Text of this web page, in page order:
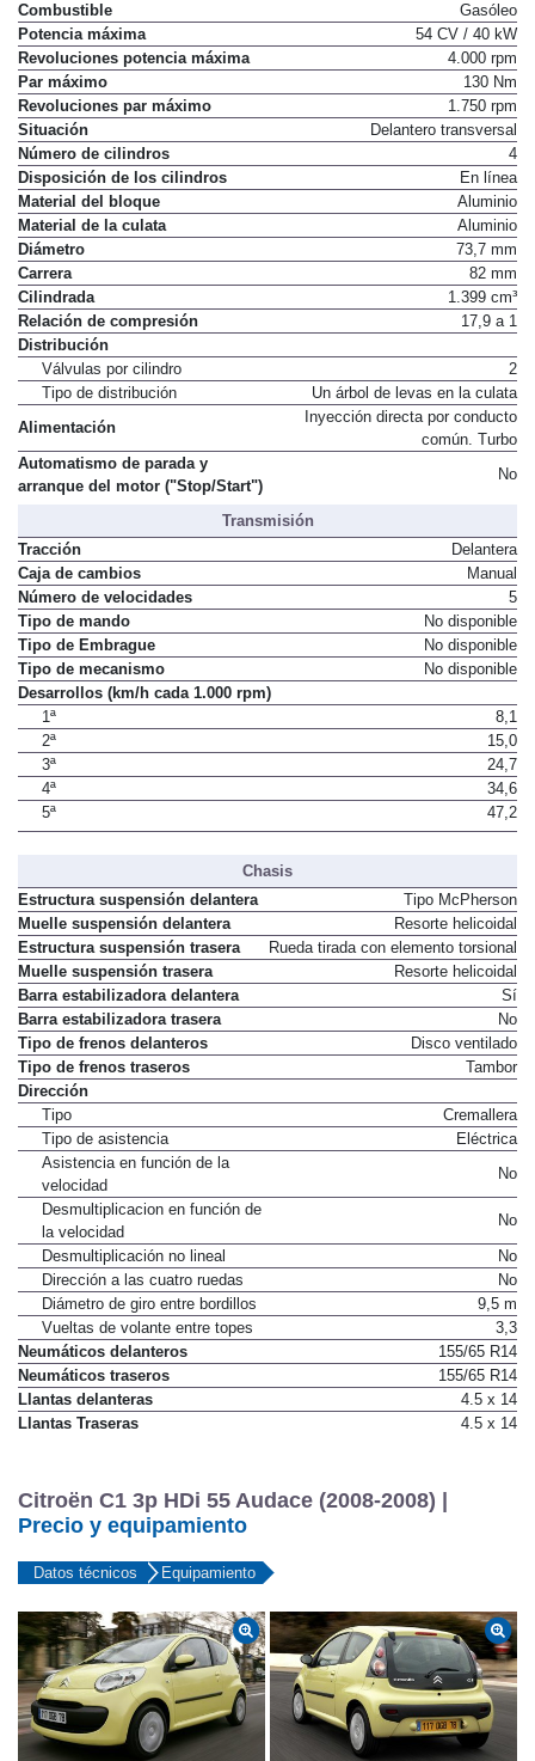
Combustible
Gasóleo
Potencia máxima
54 CV / 40 kW
Revoluciones potencia máxima
4.000 rpm
Par máximo
130 Nm
Revoluciones par máximo
1.750 rpm
Situación
Delantero transversal
Número de cilindros
4
Disposición de los cilindros
En línea
Material del bloque
Aluminio
Material de la culata
Aluminio
Diámetro
73,7 mm
Carrera
82 mm
Cilindrada
1.399 cm³
Relación de compresión
17,9 a 1
Distribución
Válvulas por cilindro
2
Tipo de distribución
Un árbol de levas en la culata
Alimentación
Inyección directa por conducto
común. Turbo
Automatismo de parada y
arranque del motor ("Stop/Start")
No
Transmisión
Tracción
Delantera
Caja de cambios
Manual
Número de velocidades
5
Tipo de mando
No disponible
Tipo de Embrague
No disponible
Tipo de mecanismo
No disponible
Desarrollos (km/h cada 1.000 rpm)
1ª
8,1
2ª
15,0
3ª
24,7
4ª
34,6
5ª
47,2
Chasis
Estructura suspensión delantera
Tipo McPherson
Muelle suspensión delantera
Resorte helicoidal
Estructura suspensión trasera
Rueda tirada con elemento torsional
Muelle suspensión trasera
Resorte helicoidal
Barra estabilizadora delantera
Sí
Barra estabilizadora trasera
No
Tipo de frenos delanteros
Disco ventilado
Tipo de frenos traseros
Tambor
Dirección
Tipo
Cremallera
Tipo de asistencia
Eléctrica
Asistencia en función de la
velocidad
No
Desmultiplicacion en función de
la velocidad
No
Desmultiplicación no lineal
No
Dirección a las cuatro ruedas
No
Diámetro de giro entre bordillos
9,5 m
Vueltas de volante entre topes
3,3
Neumáticos delanteros
155/65 R14
Neumáticos traseros
155/65 R14
Llantas delanteras
4.5 x 14
Llantas Traseras
4.5 x 14
Citroën C1 3p HDi 55 Audace (2008-2008) |
Precio y equipamiento
Datos técnicos Equipamiento